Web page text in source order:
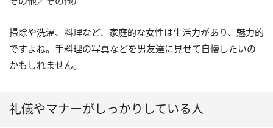
掃除や洗濯、料理など、家庭的な女性は生活力があり、魅力的
ですよね。手料理の写真などを男友達に見せて自慢したいの
かもしれません。
礼儀やマナーがしっかりしている人